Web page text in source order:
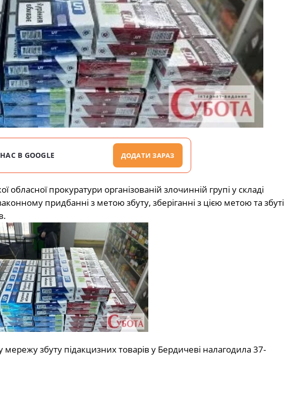
В GOOGLE ДОДАТИ ЗАРАЗ
прокуратури організованій злочинній групі у складі
придбанні з метою збуту, зберіганні з цією метою та збуті
збуту підакцизних товарів у Бердичеві налагодила 37-